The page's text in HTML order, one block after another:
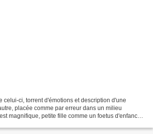
celui-ci, torrent d'émotions et description d'une
placée comme par erreur dans un milieu
magnifique, petite fille comme un foetus d'enfance